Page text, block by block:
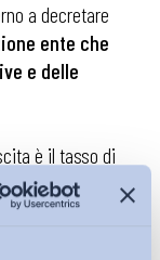
a decretare
ente che
e delle
è il tasso di
efficiente di
e